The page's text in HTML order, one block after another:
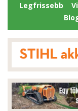
Legfrissebb